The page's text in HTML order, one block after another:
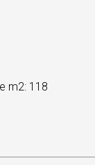
m2: 118